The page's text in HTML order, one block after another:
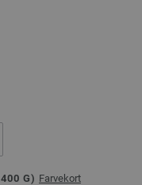
400 G) Farvekort